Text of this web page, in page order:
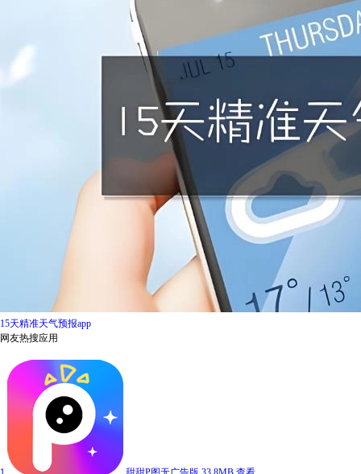
15天精准天气预报app
网友热搜应用